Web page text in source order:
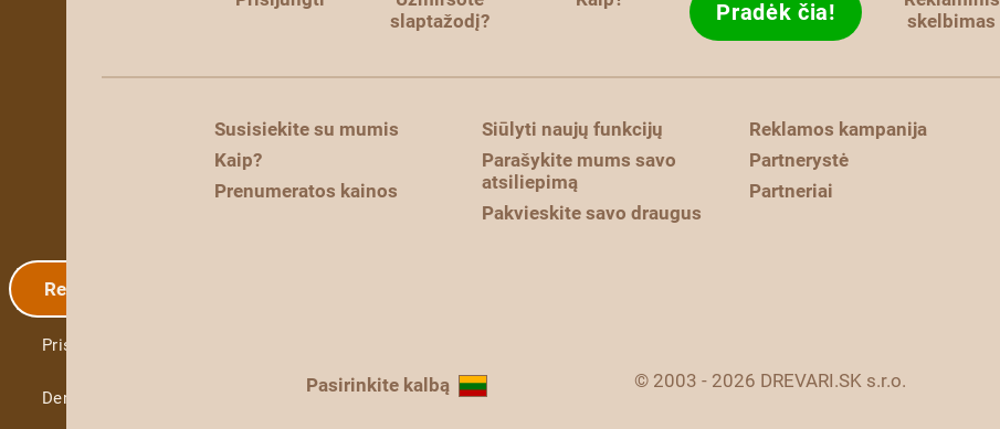
Registracija
Prisijungti
Demo
slaptažodį?
Pradėk čia!
skelbimas
Susisiekite su mumis
Kaip?
Prenumeratos kainos
Siūlyti naujų funkcijų
Parašykite mums savo
atsiliepimą
Pakvieskite savo draugus
Reklamos kampanija
Partnerystė
Partneriai
Pasirinkite kalbą © 2003 - 2026 DREVARI.SK s.r.o.